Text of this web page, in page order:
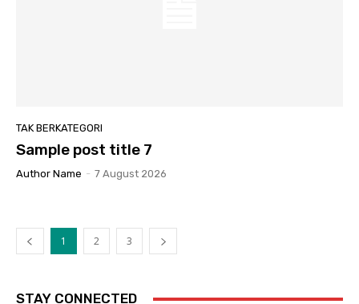
TAK BERKATEGORI
Sample post title 7
Author Name - 7 August 2026
1 2 3
STAY CONNECTED